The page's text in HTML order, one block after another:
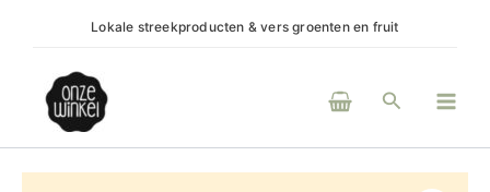
inhoud
Lokale streekproducten & vers groenten en fruit
Zoeken